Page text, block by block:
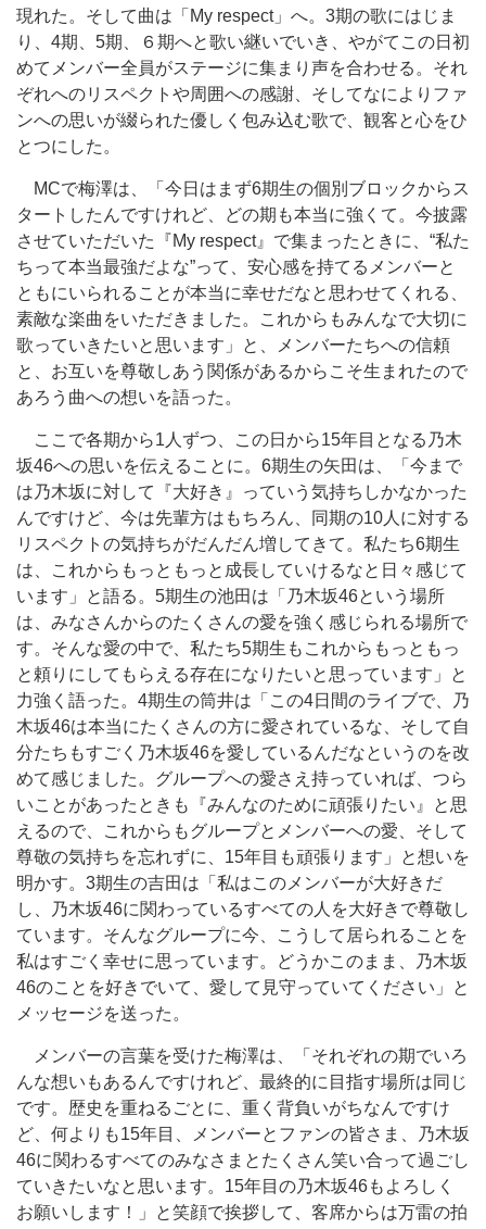
現れた。そして曲は「My respect」へ。3期の歌にはじま
り、4期、5期、６期へと歌い継いでいき、やがてこの日初
めてメンバー全員がステージに集まり声を合わせる。それ
ぞれへのリスペクトや周囲への感謝、そしてなによりファ
ンへの思いが綴られた優しく包み込む歌で、観客と心をひ
とつにした。
MCで梅澤は、「今日はまず6期生の個別ブロックからス
タートしたんですけれど、どの期も本当に強くて。今披露
させていただいた『My respect』で集まったときに、“私た
ちって本当最強だよな”って、安心感を持てるメンバーと
ともにいられることが本当に幸せだなと思わせてくれる、
素敵な楽曲をいただきました。これからもみんなで大切に
歌っていきたいと思います」と、メンバーたちへの信頼
と、お互いを尊敬しあう関係があるからこそ生まれたので
あろう曲への想いを語った。
ここで各期から1人ずつ、この日から15年目となる乃木
坂46への思いを伝えることに。6期生の矢田は、「今まで
は乃木坂に対して『大好き』っていう気持ちしかなかった
んですけど、今は先輩方はもちろん、同期の10人に対する
リスペクトの気持ちがだんだん増してきて。私たち6期生
は、これからもっともっと成長していけるなと日々感じて
います」と語る。5期生の池田は「乃木坂46という場所
は、みなさんからのたくさんの愛を強く感じられる場所で
す。そんな愛の中で、私たち5期生もこれからもっともっ
と頼りにしてもらえる存在になりたいと思っています」と
力強く語った。4期生の筒井は「この4日間のライブで、乃
木坂46は本当にたくさんの方に愛されているな、そして自
分たちもすごく乃木坂46を愛しているんだなというのを改
めて感じました。グループへの愛さえ持っていれば、つら
いことがあったときも『みんなのために頑張りたい』と思
えるので、これからもグループとメンバーへの愛、そして
尊敬の気持ちを忘れずに、15年目も頑張ります」と想いを
明かす。3期生の吉田は「私はこのメンバーが大好きだ
し、乃木坂46に関わっているすべての人を大好きで尊敬し
ています。そんなグループに今、こうして居られることを
私はすごく幸せに思っています。どうかこのまま、乃木坂
46のことを好きでいて、愛して見守っていてください」と
メッセージを送った。
メンバーの言葉を受けた梅澤は、「それぞれの期でいろ
んな想いもあるんですけれど、最終的に目指す場所は同じ
です。歴史を重ねるごとに、重く背負いがちなんですけ
ど、何よりも15年目、メンバーとファンの皆さま、乃木坂
46に関わるすべてのみなさまとたくさん笑い合って過ごし
ていきたいなと思います。15年目の乃木坂46もよろしく
お願いします！」と笑顔で挨拶して、客席からは万雷の拍